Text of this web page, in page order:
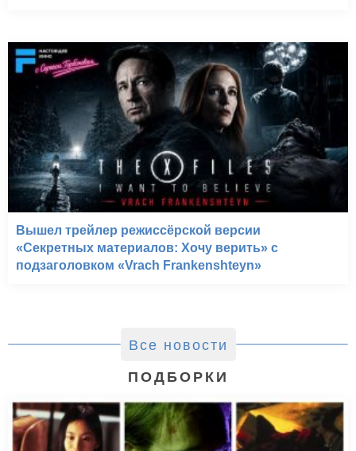
Вышел трейлер режиссёрской версии
«Секретных материалов: Хочу верить» с
подзаголовком «Vrach Frankenshteyn»
Все новости
ПОДБОРКИ